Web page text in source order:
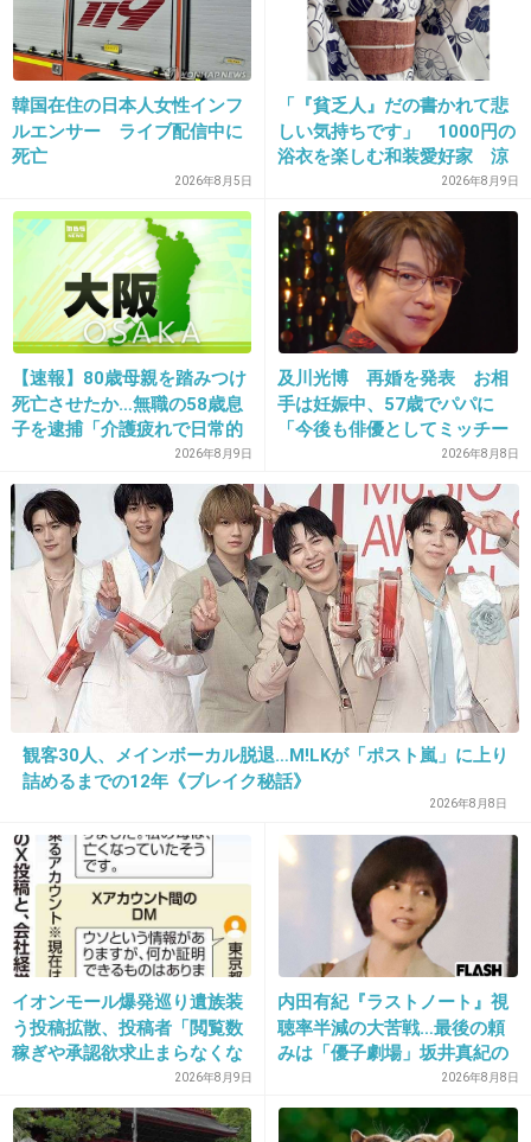
何でハンモックw
家に帰れないから、せめてハンモックで癒され
+21
24. 匿名2013/05/15(水) 16:52:15
いやいや、可愛いから。ハンモックもトースタ
ーも。
25. 匿名2013/05/15(水) 16:53:48
監督「最初に試写をやったときのパニック顔は
忘れられない」
亀梨「試写を観たときには、自分の中で処理出
来ない感情があって。僕は最後方の席で観てい
たんですけど、（観客の）皆さんから振り返ら
れるのが怖くて。その後も誰とも会いたくない
え…どんな内容なのかちょっと気になるw
+27
26. 匿名 2013/05/15(水) 16:54:46
餅ぐらい焼くだろ
ハンモックでぐらい寝るだろ
韓国在住の日本人女性インフ
ルエンサー ライブ配信中に
死亡
2026年8月5日
「『貧乏人』だの書かれて悲
しい気持ちです」 1000円の
浴衣を楽しむ和装愛好家 涼
やかな着こなしに寄せられた
心ない声
2026年8月9日
【速報】80歳母親を踏みつけ
死亡させたか…無職の58歳息
子を逮捕「介護疲れで日常的
に暴行」肋骨８本折れ体には
多数の痕 大阪・岬町
2026年8月9日
及川光博 再婚を発表 お相
手は妊娠中、57歳でパパに
「今後も俳優としてミッチー
2026年8月8日
観客30人、メインボーカル脱退…M!LKが「ポスト嵐」に上り
詰めるまでの12年《ブレイク秘話》
2026年8月8日
イオンモール爆発巡り遺族装
う投稿拡散、投稿者「閲覧数
稼ぎや承認欲求止まらなくな
2026年8月9日
内田有紀『ラストノート』視
聴率半減の大苦戦…最後の頼
みは「優子劇場」坂井真紀の
“猟奇的演技” が救いの神にな
るか
2026年8月8日